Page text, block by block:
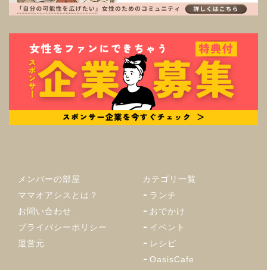
メンバーの部屋
ママオアシスとは？
お問い合わせ
プライバシーポリシー
運営元
カテゴリ一覧
ランチ
おでかけ
イベント
レシピ
OasisCafe